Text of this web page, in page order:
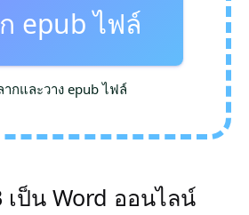
epub ไฟล์
กและวาง epub ไฟล์
เป็น Word ออนไลน์